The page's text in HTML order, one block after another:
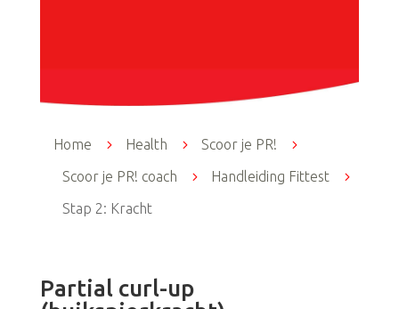
Home 5 Health 5 Scoor je PR!
5
Scoor je PR! coach
5 Handleiding Fittest
5
Stap 2: Kracht
Partial curl-up